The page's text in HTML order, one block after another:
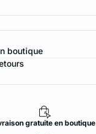
boutique
gratuiteen boutique